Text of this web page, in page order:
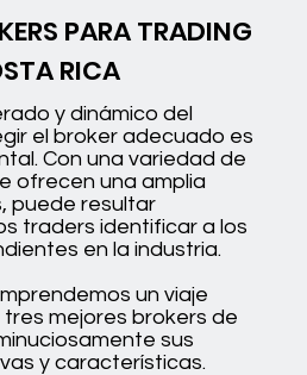
PARA TRADING
RICA
y dinámico del
el broker adecuado es
Con una variedad de
ofrecen una amplia
puede resultar
traders identificar a los
en la industria.
un viaje
mejores brokers de
sus
y características.